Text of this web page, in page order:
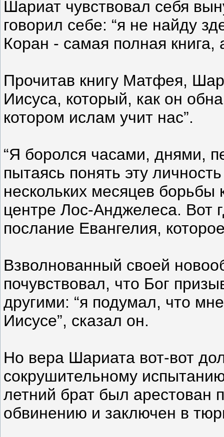
Шариат чувствовал себя
говорил себе: “я не найду
Коран - самая полная
Прочитав книгу Матфея,
Иисуса, который, как он
котором ислам учит нас”.
“Я боролся часами, днями,
пытаясь понять эту
нескольких месяцев борьбы
центре Лос-Анджелеса. Вот
послание Евангелия,
Взволнованный своей
почувствовал, что Бог
другими: “я подумал, что
Иисусе”, сказал он.
Но вера Шариата вот-вот
сокрушительному
летний брат был арестован
обвинению и заключен в